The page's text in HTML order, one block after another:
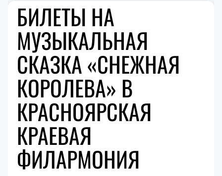
БИЛЕТЫ НА
МУЗЫКАЛЬНАЯ
СКАЗКА «СНЕЖНАЯ
КОРОЛЕВА» В
КРАСНОЯРСКАЯ
КРАЕВАЯ
ФИЛАРМОНИЯ